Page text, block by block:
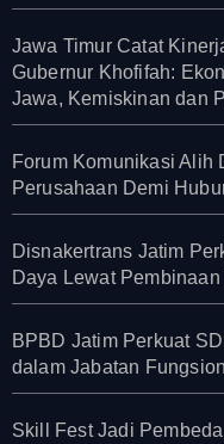
Jawa Timur Catat
Gubernur Khofifah:
Jawa, Kemiskinan dan
Forum Komunikasi Alih
Perusahaan Demi
Disnakertrans Jatim
Daya Lewat
BPBD Jatim Perkuat
dalam Jabatan
Skill Fest Jadi